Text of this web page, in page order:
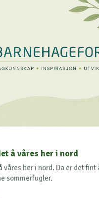
å våres her i nord
våres her i nord. Da er det fint
sommerfugler.